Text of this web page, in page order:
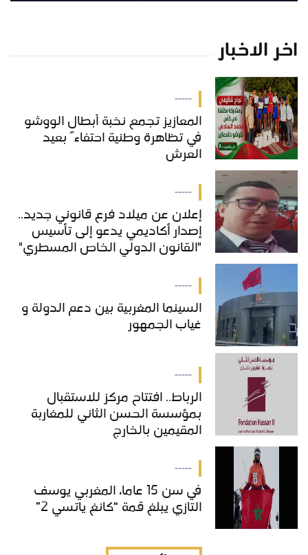
اخر الاخبار
-----
المعازيز تجمع نخبة أبطال الووشو
في تظاهرة وطنية احتفاءً بعيد
العرش
-----
إعلان عن ميلاد فرع قانوني جديد..
إصدار أكاديمي يدعو إلى تأسيس
"القانون الدولي الخاص المسطري"
-----
السينما المغربية بين دعم الدولة و
غياب الجمهور
-----
الرباط.. افتتاح مركز للاستقبال
بمؤسسة الحسن الثاني للمغاربة
المقيمين بالخارج
-----
في سن 15 عاما، المغربي يوسف
التازي يبلغ قمة “كانغ ياتسي 2”